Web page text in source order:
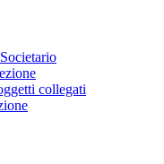
collegati